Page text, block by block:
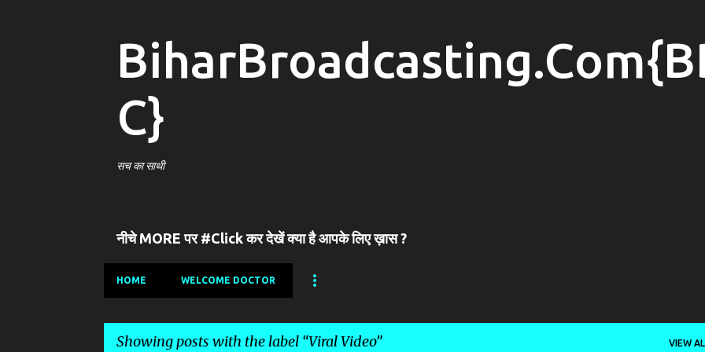
C}
सच का साथी
नीचे MORE पर #Click कर देखें क्या है आपके लिए ख़ास ?
HOME WELCOME DOCTOR
Showing posts with the label Viral Video VIEW